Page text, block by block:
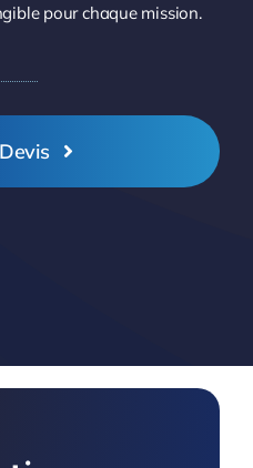
pour chaque mission.